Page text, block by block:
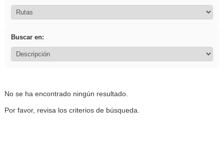
Buscar en:
No se ha encontrado ningún resultado.
Por favor, revisa los criterios de búsqueda.